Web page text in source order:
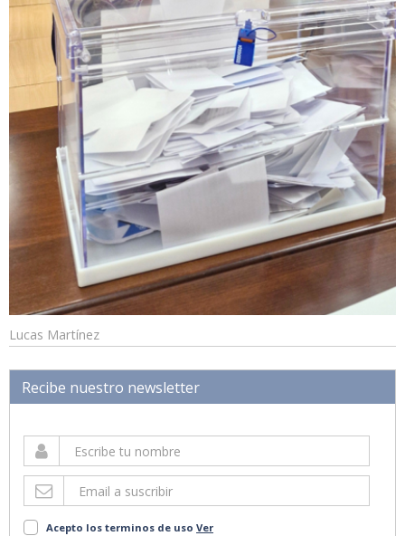
Lucas Martínez
Recibe nuestro newsletter
Acepto los terminos de uso Ver